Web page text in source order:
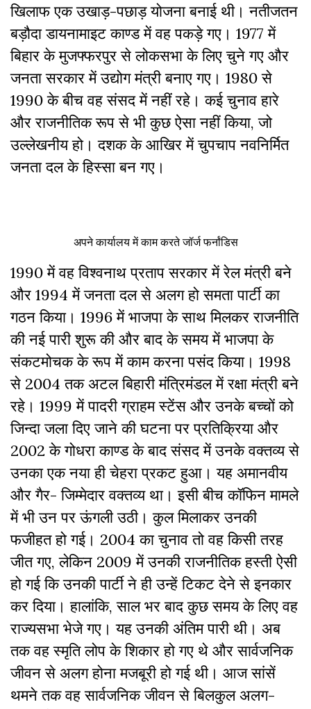
खिलाफ एक उखाड़-पछाड़ योजना बनाई थी। नतीजतन
बड़ौदा डायनामाइट काण्ड में वह पकड़े गए। 1977 में
बिहार के मुजफ्फरपुर से लोकसभा के लिए चुने गए और
जनता सरकार में उद्योग मंत्री बनाए गए। 1980 से
1990 के बीच वह संसद में नहीं रहे। कई चुनाव हारे
और राजनीतिक रूप से भी कुछ ऐसा नहीं किया, जो
उल्लेखनीय हो। दशक के आखिर में चुपचाप नवनिर्मित
जनता दल के हिस्सा बन गए।
अपने कार्यालय में काम करते जॉर्ज फर्नांडिस
1990 में वह विश्वनाथ प्रताप सरकार में रेल मंत्री बने
और 1994 में जनता दल से अलग हो समता पार्टी का
गठन किया। 1996 में भाजपा के साथ मिलकर राजनीति
की नई पारी शुरू की और बाद के समय में भाजपा के
संकटमोचक के रूप में काम करना पसंद किया। 1998
से 2004 तक अटल बिहारी मंत्रिमंडल में रक्षा मंत्री बने
रहे। 1999 में पादरी ग्राहम स्टेंस और उनके बच्चों को
जिन्दा जला दिए जाने की घटना पर प्रतिक्रिया और
2002 के गोधरा काण्ड के बाद संसद में उनके वक्तव्य से
उनका एक नया ही चेहरा प्रकट हुआ। यह अमानवीय
और गैर- जिम्मेदार वक्तव्य था। इसी बीच कॉफिन मामले
में भी उन पर ऊंगली उठी। कुल मिलाकर उनकी
फजीहत हो गई। 2004 का चुनाव तो वह किसी तरह
जीत गए, लेकिन 2009 में उनकी राजनीतिक हस्ती ऐसी
हो गई कि उनकी पार्टी ने ही उन्हें टिकट देने से इनकार
कर दिया। हालांकि, साल भर बाद कुछ समय के लिए वह
राज्यसभा भेजे गए। यह उनकी अंतिम पारी थी। अब
तक वह स्मृति लोप के शिकार हो गए थे और सार्वजनिक
जीवन से अलग होना मजबूरी हो गई थी। आज सांसें
थमने तक वह सार्वजनिक जीवन से बिलकुल अलग-